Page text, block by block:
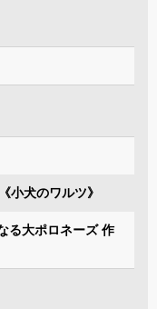
小犬のワルツ》
る大ポロネーズ 作